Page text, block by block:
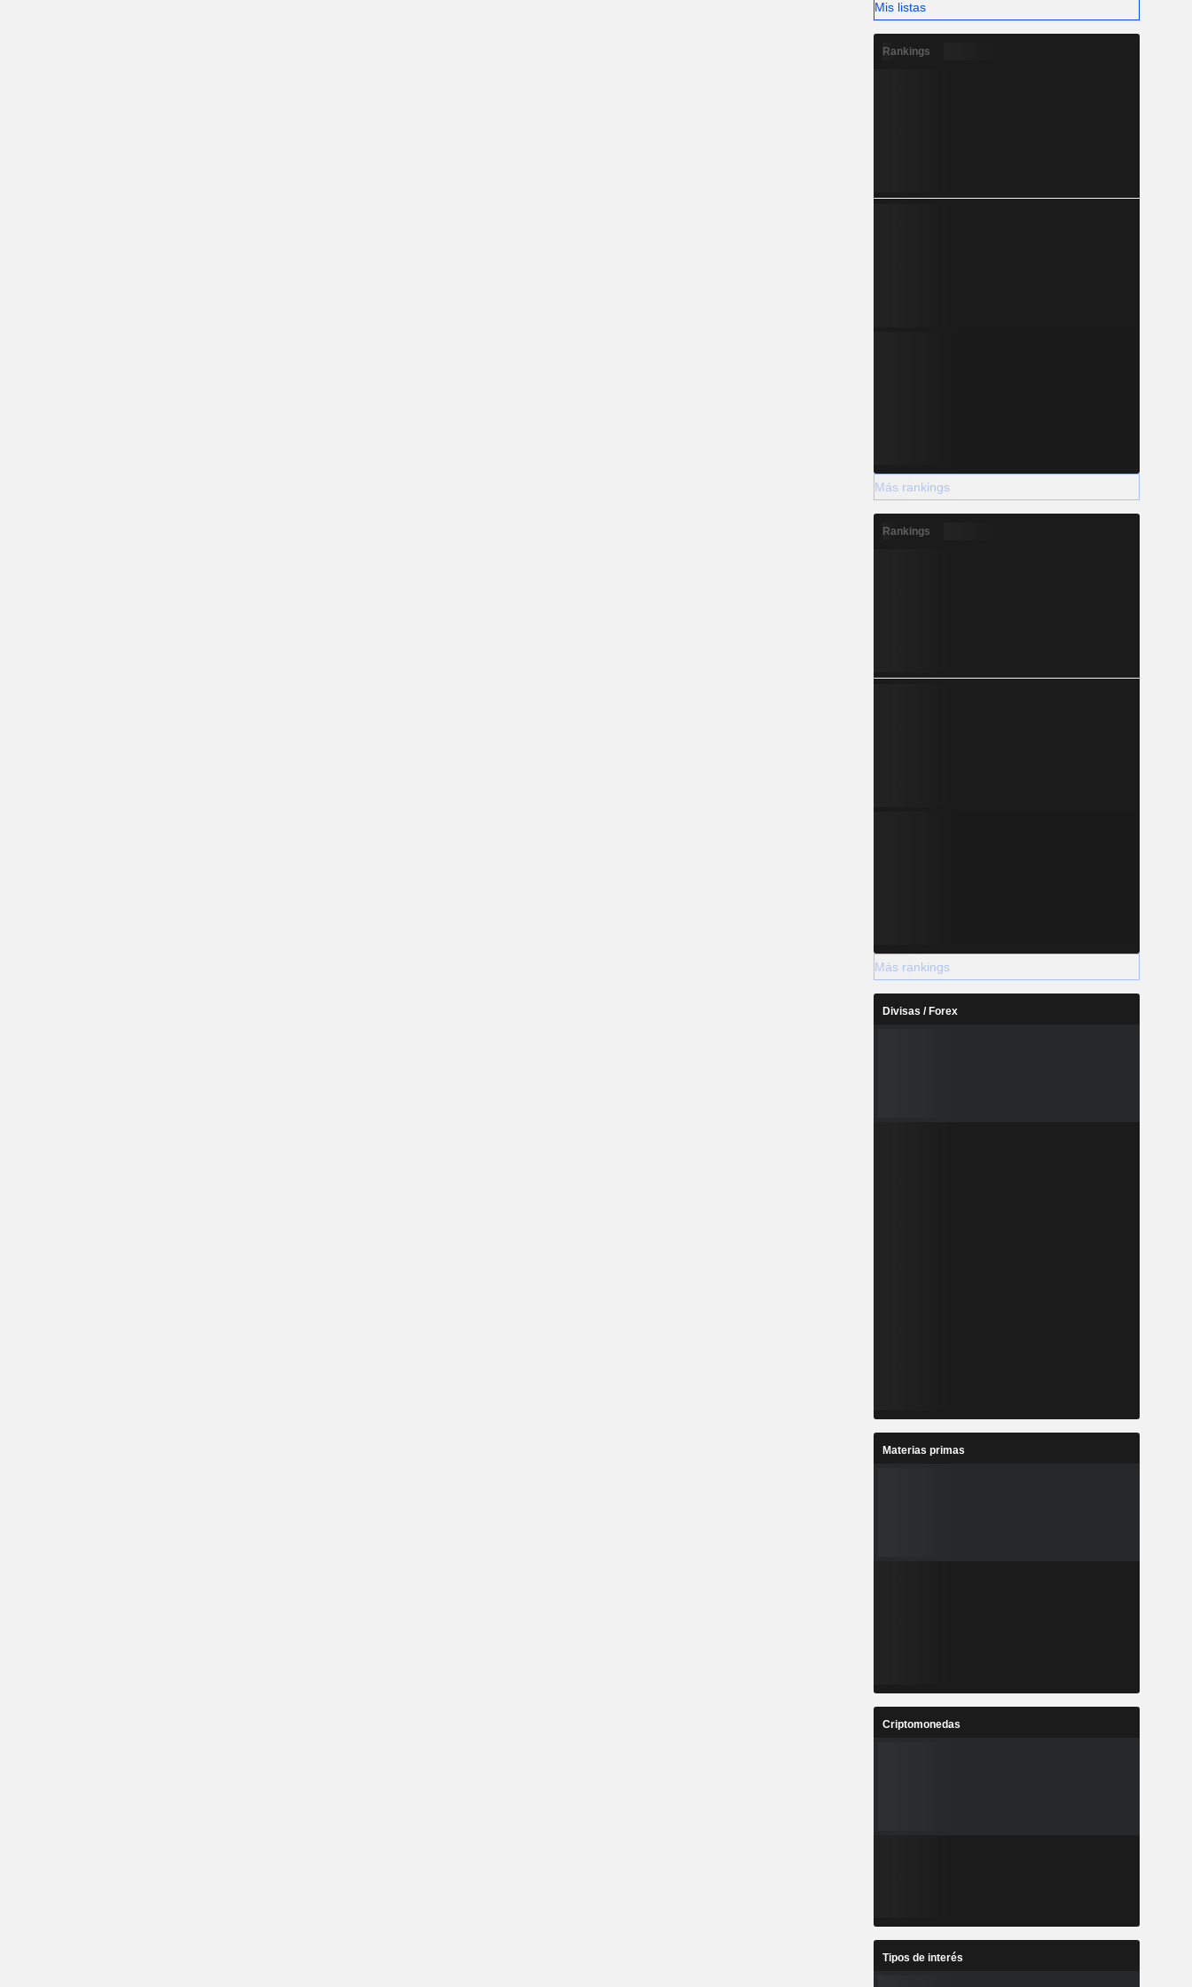
Mis listas
Rankings
Más rankings
Rankings
Más rankings
Divisas / Forex
Materias primas
Criptomonedas
Tipos de interés